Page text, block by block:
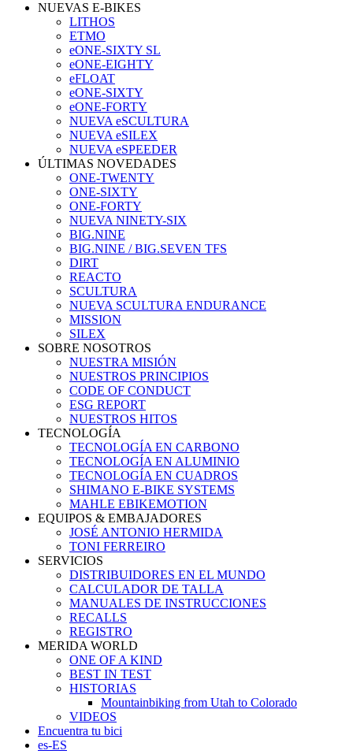
NUEVAS E-BIKES
LITHOS
ETMO
eONE-SIXTY SL
eONE-EIGHTY
eFLOAT
eONE-SIXTY
eONE-FORTY
NUEVA eSCULTURA
NUEVA eSILEX
NUEVA eSPEEDER
ÚLTIMAS NOVEDADES
ONE-TWENTY
ONE-SIXTY
ONE-FORTY
NUEVA NINETY-SIX
BIG.NINE
BIG.NINE / BIG.SEVEN TFS
DIRT
REACTO
SCULTURA
NUEVA SCULTURA ENDURANCE
MISSION
SILEX
SOBRE NOSOTROS
NUESTRA MISIÓN
NUESTROS PRINCIPIOS
CODE OF CONDUCT
ESG REPORT
NUESTROS HITOS
TECNOLOGÍA
TECNOLOGÍA EN CARBONO
TECNOLOGÍA EN ALUMINIO
TECNOLOGÍA EN CUADROS
SHIMANO E-BIKE SYSTEMS
MAHLE EBIKEMOTION
EQUIPOS & EMBAJADORES
JOSÉ ANTONIO HERMIDA
TONI FERREIRO
SERVICIOS
DISTRIBUIDORES EN EL MUNDO
CALCULADOR DE TALLA
MANUALES DE INSTRUCCIONES
RECALLS
REGISTRO
MERIDA WORLD
ONE OF A KIND
BEST IN TEST
HISTORIAS
Mountainbiking from Utah to Colorado
VIDEOS
Encuentra tu bici
es-ES